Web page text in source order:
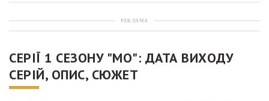
РЕКЛАМА
СЕРІЇ 1 СЕЗОНУ "МО": ДАТА ВИХОДУ
СЕРІЙ, ОПИС, СЮЖЕТ